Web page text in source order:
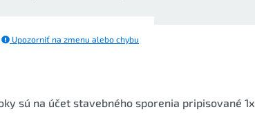
Upozorniť na zmenu alebo chybu
sú na účet stavebného sporenia pripisované 1x